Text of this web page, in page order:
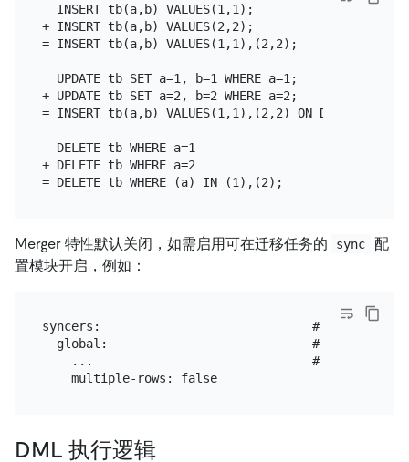
  INSERT tb(a,b) VALUES(1,1);
+ INSERT tb(a,b) VALUES(2,2);
= INSERT tb(a,b) VALUES(1,1),(2,2);
  UPDATE tb SET a=1, b=1 WHERE a=1;
+ UPDATE tb SET a=2, b=2 WHERE a=2;
= INSERT tb(a,b) VALUES(1,1),(2,2) ON DUPLICATE
  DELETE tb WHERE a=1
+ DELETE tb WHERE a=2
Merger 特性默认关闭，如需启用可在迁移任务的 sync
配
置模块开启，例如：
syncers:                             # sync 处理单元的
  global:                            # 配置名称
    ...                              # 省略其他配置
    multiple-rows: false
DML 执行逻辑